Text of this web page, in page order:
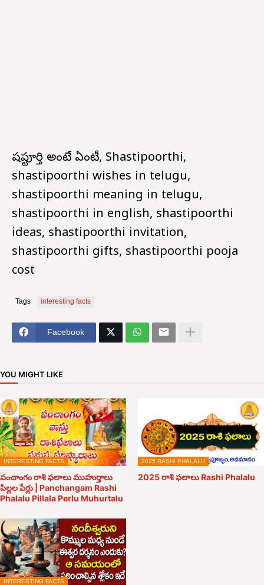
షష్టిపూర్తి అంటే ఏంటీ, Shastipoorthi,
shastipoorthi wishes in telugu,
shastipoorthi meaning in telugu,
shastipoorthi in english, shastipoorthi
ideas, shastipoorthi invitation,
shastipoorthi gifts, shastipoorthi pooja
cost
Tags interesting facts
Facebook
YOU MIGHT LIKE
INTERESTING FACTS
పంచాంగం రాశి ఫలాలు ముహుర్తాలు
పిల్లల పేర్లు | Panchangam Rashi
Phalalu Pillala Perlu Muhurtalu
2025 RASHI PHALALU
2025 రాశి ఫలాలు Rashi Phalalu
INTERESTING FACTS